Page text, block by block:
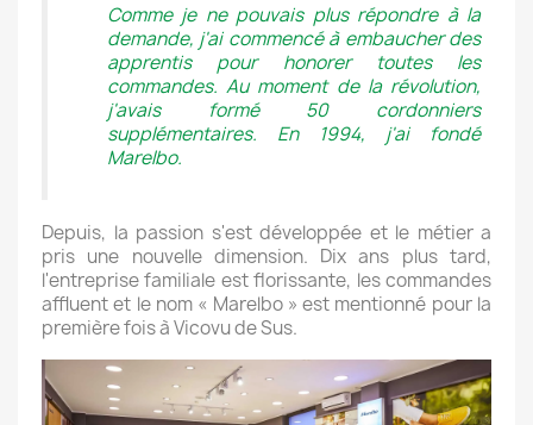
Comme je ne pouvais plus répondre à la
demande, j'ai commencé à embaucher des
apprentis pour honorer toutes les
commandes. Au moment de la révolution,
j'avais formé 50 cordonniers
supplémentaires. En 1994, j'ai fondé
Marelbo.
Depuis, la passion s'est développée et le métier a
pris une nouvelle dimension. Dix ans plus tard,
l'entreprise familiale est florissante, les commandes
affluent et le nom « Marelbo » est mentionné pour la
première fois à Vicovu de Sus.